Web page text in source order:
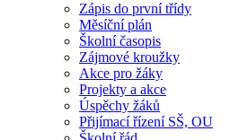
Zápis do první třídy
Měsíční plán
Školní časopis
Zájmové kroužky
Akce pro žáky
Projekty a akce
Úspěchy žáků
Přijímací řízení SŠ, OU